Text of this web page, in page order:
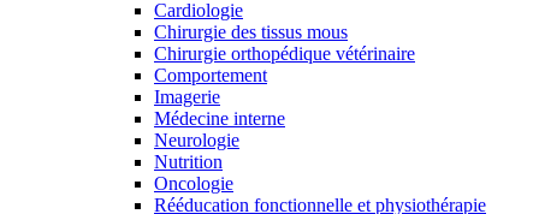
Cardiologie
Chirurgie des tissus mous
Chirurgie orthopédique vétérinaire
Comportement
Imagerie
Médecine interne
Neurologie
Nutrition
Oncologie
Rééducation fonctionnelle et physiothérapie